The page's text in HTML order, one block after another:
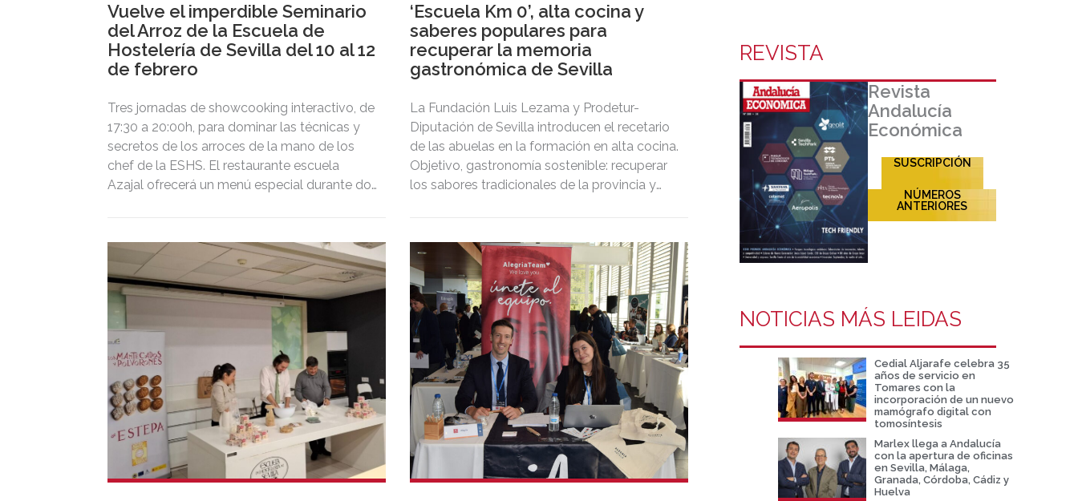
Vuelve el imperdible Seminario
del Arroz de la Escuela de
Hostelería de Sevilla del 10 al 12
de febrero
Tres jornadas de showcooking interactivo, de
17:30 a 20:00h, para dominar las técnicas y
secretos de los arroces de la mano de los
chef de la ESHS. El restaurante escuela
Azajal ofrecerá un menú especial durante dos
‘Escuela Km 0’, alta cocina y
saberes populares para
recuperar la memoria
gastronómica de Sevilla
La Fundación Luis Lezama y Prodetur-
Diputación de Sevilla introducen el recetario
de las abuelas en la formación en alta cocina.
Objetivo, gastronomía sostenible: recuperar
los sabores tradicionales de la provincia y
REVISTA
Revista
Andalucía
Económica
SUSCRIPCIÓN
NÚMEROS
ANTERIORES
NOTICIAS MÁS LEIDAS
Cedial Aljarafe celebra 35
años de servicio en
Tomares con la
incorporación de un nuevo
mamógrafo digital con
tomosíntesis
Marlex llega a Andalucía
con la apertura de oficinas
en Sevilla, Málaga,
Granada, Córdoba, Cádiz y
Huelva